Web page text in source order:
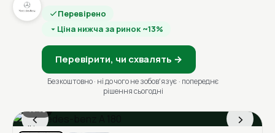
Перевірено
Ціна нижча за ринок ~13%
Перевірити, чи схвалять →
Безкоштовно · ні до чого не зобовʼязує · попереднє
рішення сьогодні
‹ ›
1 / 13
Ціна в місяць